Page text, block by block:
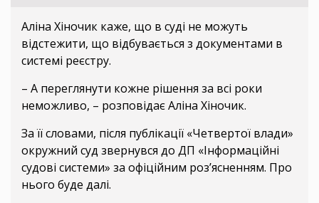
Аліна Хіночик каже, що в суді не можуть
відстежити, що відбувається з документами в
системі реєстру.
– А переглянути кожне рішення за всі роки
неможливо, – розповідає Аліна Хіночик.
За її словами, після публікації «Четвертої влади»
окружний суд звернувся до ДП «Інформаційні
судові системи» за офіційним роз’ясненням. Про
нього буде далі.